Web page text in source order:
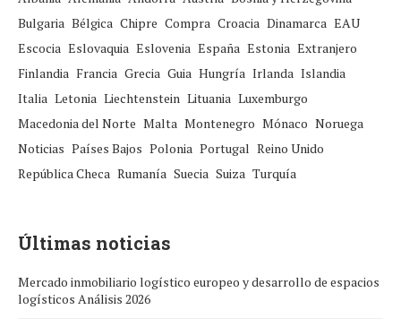
Bulgaria Bélgica Chipre Compra Croacia Dinamarca EAU
Escocia Eslovaquia Eslovenia España Estonia Extranjero
Finlandia Francia Grecia Guia Hungría Irlanda Islandia
Italia Letonia Liechtenstein Lituania Luxemburgo
Macedonia del Norte Malta Montenegro Mónaco Noruega
Noticias Países Bajos Polonia Portugal Reino Unido
República Checa Rumanía Suecia Suiza Turquía
Últimas noticias
Mercado inmobiliario logístico europeo y desarrollo de espacios
logísticos Análisis 2026